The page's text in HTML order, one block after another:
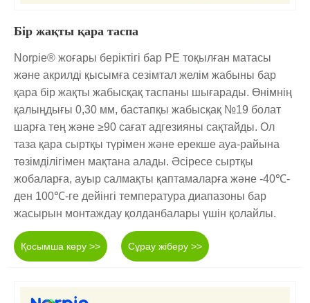
Бір жақты қара таспа
Norpie® жоғары беріктігі бар PE тоқылған матасы
және акрилді қысымға сезімтал желім жабыны бар
қара бір жақты жабысқақ таспаны шығарады. Өнімнің
қалыңдығы 0,30 мм, бастапқы жабысқақ №19 болат
шарға тең және ≥90 сағат адгезияны сақтайды. Ол
таза қара сыртқы түрімен және ерекше ауа-райына
төзімділігімен мақтана алады. Әсіресе сыртқы
жобаларға, ауыр салмақты қаптамаларға және -40℃-
ден 100℃-ге дейінгі температура диапазоны бар
жасырын монтаждау қолданбалары үшін қолайлы.
Қосымша көру >> Сұрау жіберу >>